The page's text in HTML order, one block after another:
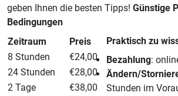
geben Ihnen die besten Tipps! Günstige
Bedingungen
Zeitraum
Preis
8 Stunden
€24,00
24 Stunden
€28,00
2 Tage
€38,00
Praktisch zu
Bezahlung:
Ändern/
Stunden im